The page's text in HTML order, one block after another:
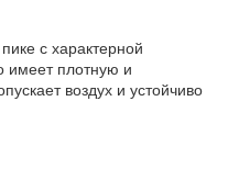
с характерной
имеет плотную и
воздух и устойчиво